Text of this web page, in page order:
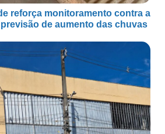
reforça monitoramento contra a
de aumento das chuvas